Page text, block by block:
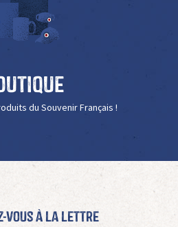
du Souvenir Français !
vous à La Lettre